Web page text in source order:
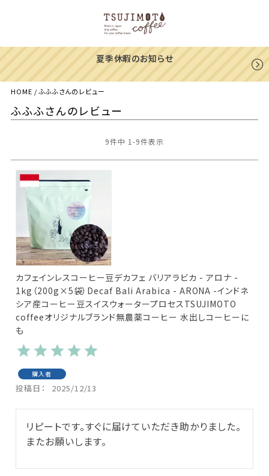
夏季休暇のお知らせ
HOME ふふふさんのレビュー
ふふふさんのレビュー
9件中 1 -9件表示
カフェインレスコーヒー豆デカフェ バリアラビカ - アロナ -
1kg（200g×5袋）Decaf Bali Arabica - ARONA -インドネ
シア産コーヒー豆スイスウォータープロセスTSUJIMOTO
coffeeオリジナルブランド無農薬コーヒー 水出しコーヒーに
も
購入者
投稿日 2025/12/13
リピートです。すぐに届けていただき助かりました。
またお願いします。